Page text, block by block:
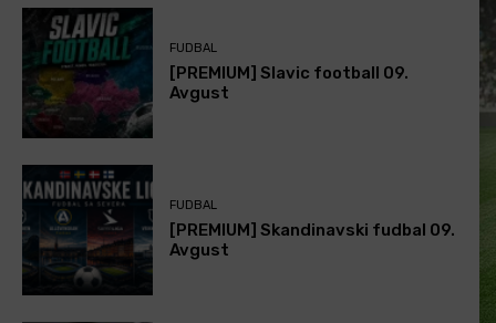
FUDBAL
[PREMIUM] Slavic football 09.
Avgust
FUDBAL
[PREMIUM] Skandinavski fudbal 09.
Avgust